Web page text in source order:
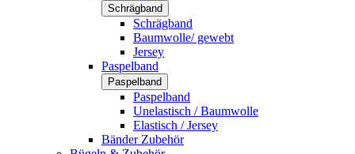
Schrägband
Schrägband
Baumwolle/ gewebt
Jersey
Paspelband
Paspelband
Paspelband
Unelastisch / Baumwolle
Elastisch / Jersey
Bänder Zubehör